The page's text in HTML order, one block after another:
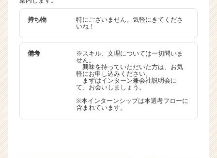
持ち物
特にございません。気軽にきてくださ
いね！
備考
※スキル、文理については一切問いま
せん。
興味を持っていただいた方は、お気
軽にお申し込みください。
まずはインターン兼会社説明会に
て、お会いしましょう。
※本インターンシップは本選考フローに
含まれています。